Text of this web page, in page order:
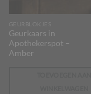
GEURBLOKJES
Geurkaars in
Apothekerspot –
Amber